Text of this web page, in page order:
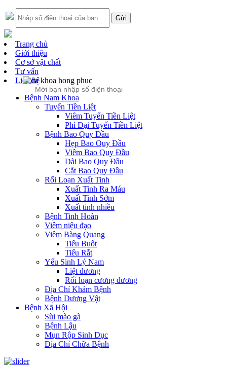
Trang chủ
Giới thiệu
Cơ sở vật chất
Tư vấn
Liên hệ
Bệnh Nam Khoa
Tuyến Tiền Liệt
Viêm Tuyến Tiền Liệt
Phì Đại Tuyến Tiền Liệt
Bệnh Bao Quy Đầu
Hẹp Bao Quy Đầu
Viêm Bao Quy Đầu
Dài Bao Quy Đầu
Cắt Bao Quy Đầu
Rối Loạn Xuất Tinh
Xuất Tinh Ra Máu
Xuất Tinh Sớm
Xuất tinh nhiều
Bệnh Tinh Hoàn
Viêm niệu đạo
Viêm Bàng Quang
Tiểu Buốt
Tiểu Rắt
Yếu Sinh Lý Nam
Liệt dương
Rối loạn cương dương
Địa Chỉ Khám Bệnh
Bệnh Dương Vật
Bệnh Xã Hội
Sùi mào gà
Bệnh Lậu
Mụn Rộp Sinh Dục
Địa Chỉ Chữa Bệnh